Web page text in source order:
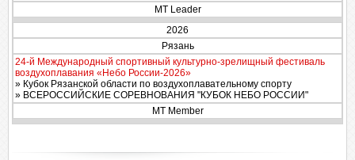
MT Leader
2026
Рязань
24-й Международный спортивный культурно-зрелищный фестиваль
воздухоплавания «Небо России-2026»
» Кубок Рязанской области по воздухоплавательному спорту
» ВСЕРОССИЙСКИЕ СОРЕВНОВАНИЯ "КУБОК НЕБО РОССИИ"
MT Member